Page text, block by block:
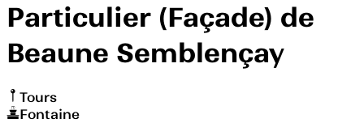
Particulier (Façade) de
Beaune Semblençay
Tours
Fontaine